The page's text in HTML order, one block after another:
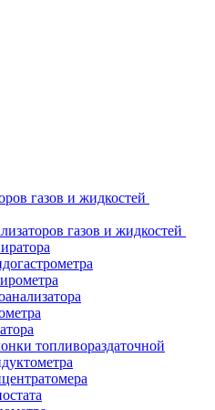
газов и жидкостей
газов и жидкостей
топливораздаточной